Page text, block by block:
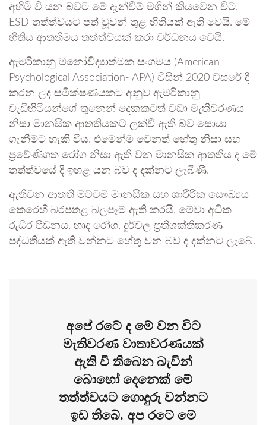
අහිමි වී යන බවට මේ දැන්වීම් මගින් කියවෙන විට,
ESD තත්ත්වයට පත් වූවන් තුළ භීතියක් ඇති වෙයි. මේ
භීතිය ආතතිමය තත්ත්වයක් කරා වර්ධනය වෙයි.
ඇමරිකානු මනෝවිද්‍යාත්මක සංගමය (American
Psychological Association- APA) විසින් 2020 වසරේ දී
කරන ලද සමීක්ෂණයකට අනුව ඇමරිකානු
වැඩිහිටියන්ගේ තුනෙන් දෙකකටත් වඩා මැතිවරණය
නිසා මානසික ආතතියකට ලක්වී ඇති බව සොයා
ගැනීමට හැකි විය. එමෙන්ම වෙනත් හේතු නිසා සහ
ප්‍රවේණිගත රෝග නිසා ඇති වන මානසික ආතතිය ද මේ
තත්ත්වයේ දී ඉහළ යන බව ද දක්නට ලැබිණි.
ඇතිවන ආතති මට්ටම මානසික සහ ශාරීරික සෞඛ්‍යය
කෙරෙහි බරපතළ බලපෑම් ඇති කරයි. මේවා අධික
රුධිර පීඩනය, හෘද රෝග, දුර්වල ප්‍රතිශක්තිකරණ
පද්ධතියක් ඇති වන්නට හේතු වන බව ද දක්නට ලැබේ.
අපේ රටේ ද මේ වන විට
මැතිවරණ වාතාවරණයක්
ඇති වී තිබෙන බැවින්
බොහෝ දෙනෙක් මේ
තත්ත්වයට ගොදුරු වන්නට
ඉඩ තිබේ. අප රටේ මේ